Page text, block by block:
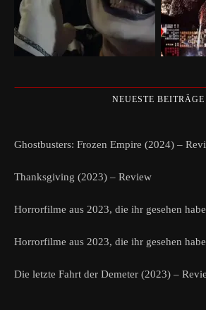
NEUESTE BEITRÄGE
Ghostbusters: Frozen Empire (2024) –
Thanksgiving (2023) – Review
Horrorfilme aus 2023, die ihr gesehen
Horrorfilme aus 2023, die ihr gesehen
Die letzte Fahrt der Demeter (2023) –